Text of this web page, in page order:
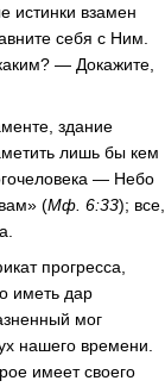
истинки взамен
себя с Ним.
— Докажите,
здание
лишь бы кем
— Небо
(Мф. 6:33); все,
прогресса,
иметь дар
мог
нашего времени.
имеет своего